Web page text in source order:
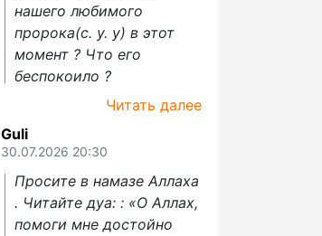
нашего любимого
пророка(с. у. у) в этот
момент ? Что его
беспокоило ?
Читать далее
Guli
30.07.2026 20:30
Просите в намазе Аллаха
. Читайте дуа: : «О Аллах,
помоги мне достойно